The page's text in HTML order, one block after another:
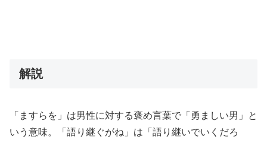
解説
「ますらを」は男性に対する褒め言葉で「勇ましい男」と
いう意味。「語り継ぐがね」は「語り継いでいくだろ